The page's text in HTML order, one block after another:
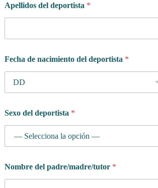
Apellidos del deportista *
Fecha de nacimiento del deportista *
Sexo del deportista *
Nombre del padre/madre/tutor *